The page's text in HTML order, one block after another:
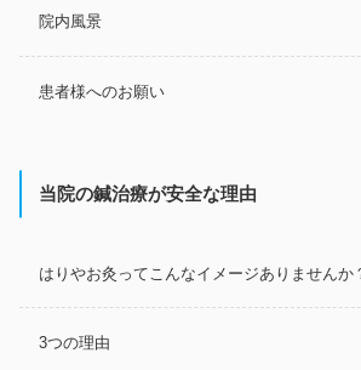
院内風景
患者様へのお願い
当院の鍼治療が安全な理由
はりやお灸ってこんなイメージありませんか
3つの理由